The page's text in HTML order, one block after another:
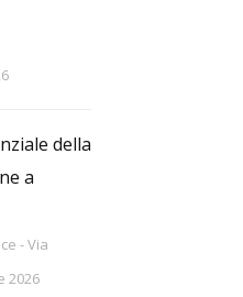
della
a
- Via
2026